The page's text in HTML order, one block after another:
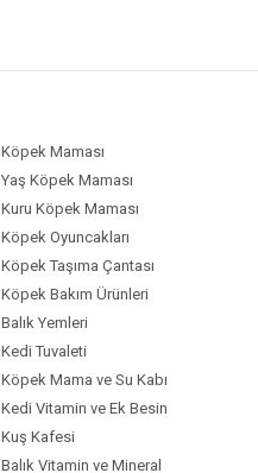
Köpek Maması
Yaş Köpek Maması
Kuru Köpek Maması
Köpek Oyuncakları
Köpek Taşıma Çantası
Köpek Bakım Ürünleri
Balık Yemleri
Kedi Tuvaleti
Köpek Mama ve Su Kabı
Kedi Vitamin ve Ek Besin
Kuş Kafesi
Balık Vitamin ve Mineral